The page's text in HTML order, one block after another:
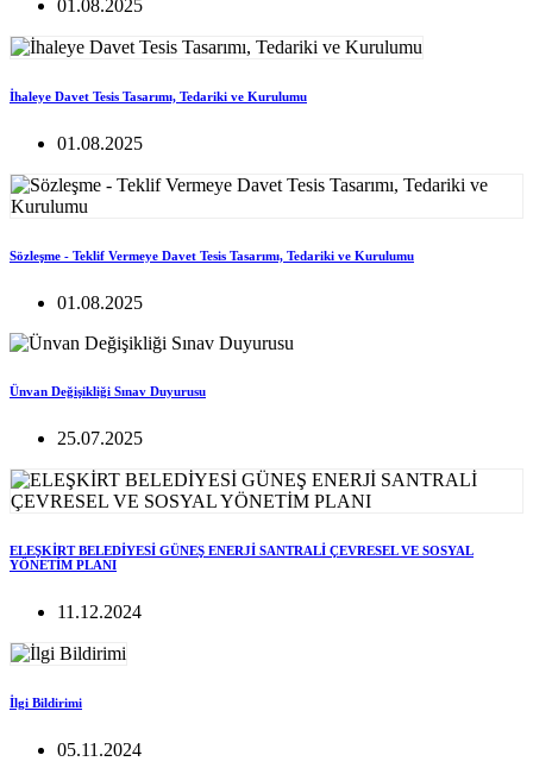
01.08.2025
İhaleye Davet Tesis Tasarımı, Tedariki ve Kurulumu
01.08.2025
Sözleşme - Teklif Vermeye Davet Tesis Tasarımı, Tedariki ve Kurulumu
01.08.2025
Ünvan Değişikliği Sınav Duyurusu
25.07.2025
ELEŞKİRT BELEDİYESİ GÜNEŞ ENERJİ SANTRALİ ÇEVRESEL VE SOSYAL
YÖNETİM PLANI
11.12.2024
İlgi Bildirimi
05.11.2024